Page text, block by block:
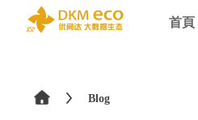
首頁
简体中文 Blog